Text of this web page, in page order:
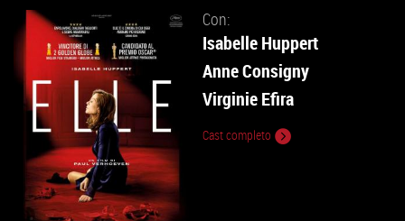
Con:
Isabelle Huppert
Anne Consigny
Virginie Efira
Cast completo